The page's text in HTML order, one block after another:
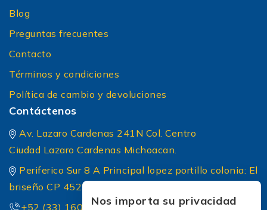
Blog
Preguntas frecuentes
Contacto
Términos y condiciones
Política de cambio y devoluciones
Contáctenos
Av. Lazaro Cardenas 241N Col. Centro
Ciudad Lazaro Cardenas Michoacan.
Periferico Sur 8 A Principal lopez portillo colonia: El
briseño CP 45236 Zapopan Jalisco
+52 (33) 1604 5032Nos importa su privacidad